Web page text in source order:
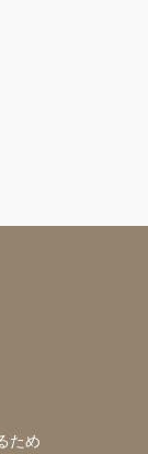
ため